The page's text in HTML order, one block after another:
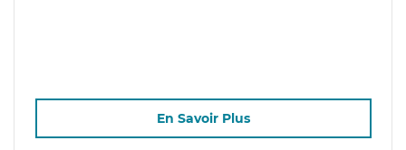
En Savoir Plus